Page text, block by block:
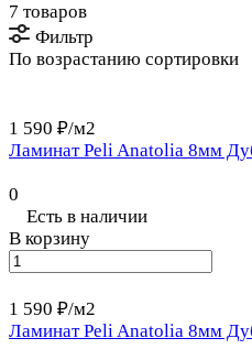
7 товаров
Фильтр
По возрастанию сортировки
1 590 ₽/м2
Ламинат Peli Anatolia 8мм
0
Есть в наличии
В корзину
1 590 ₽/м2
Ламинат Peli Anatolia 8мм